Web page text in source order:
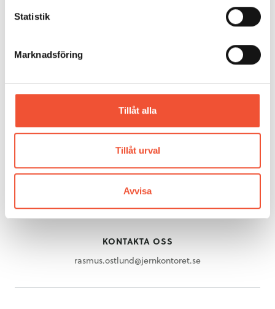
Statistik
Marknadsföring
Tillåt alla
Tillåt urval
Avvisa
Metallarkivet
OM METALLKOMPETENS
Om Metallkompetens
UPPTÄCK METALLEN
Upptäck metallen
KONTAKTA OSS
rasmus.ostlund@jernkontoret.se